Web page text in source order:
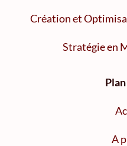
Création et
Stratégie en
A